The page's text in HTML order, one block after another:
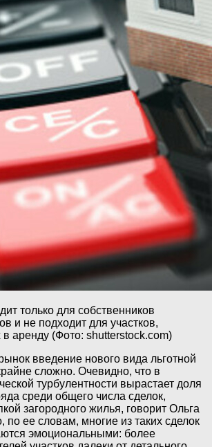
только для собственников
и не подходит для участков,
аренду (Фото: shutterstock.com)
введение нового вида льготной
сложно. Очевидно, что в
турбулентности вырастает доля
среди общего числа сделок,
загородного жилья, говорит Ольга
по ее словам, многие из таких сделок
эмоциональными: более